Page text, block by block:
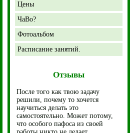
Цены
ЧаВо?
Фотоальбом
Расписание занятий.
Отзывы
После того как твою задачу
решили, почему то хочется
научиться делать это
самостоятельно. Может потому,
что особого пафоса из своей